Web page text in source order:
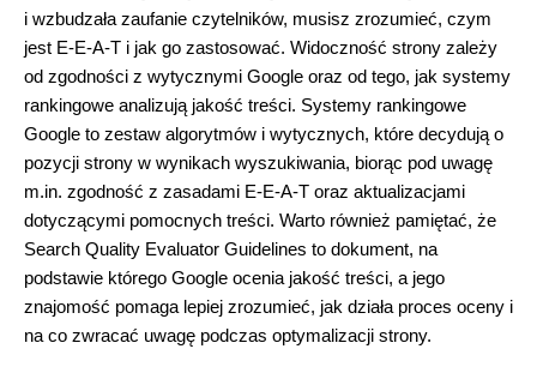
i wzbudzała zaufanie czytelników, musisz zrozumieć, czym
jest E-E-A-T i jak go zastosować. Widoczność strony zależy
od zgodności z wytycznymi Google oraz od tego, jak systemy
rankingowe analizują jakość treści. Systemy rankingowe
Google to zestaw algorytmów i wytycznych, które decydują o
pozycji strony w wynikach wyszukiwania, biorąc pod uwagę
m.in. zgodność z zasadami E-E-A-T oraz aktualizacjami
dotyczącymi pomocnych treści. Warto również pamiętać, że
Search Quality Evaluator Guidelines to dokument, na
podstawie którego Google ocenia jakość treści, a jego
znajomość pomaga lepiej zrozumieć, jak działa proces oceny i
na co zwracać uwagę podczas optymalizacji strony.